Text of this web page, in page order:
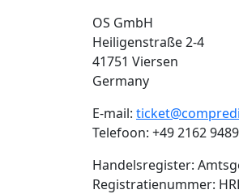
OS GmbH
Heiligenstraße 2-4
41751 Viersen
Germany
E-mail:
Telefoon: +49 2162
Handelsregister:
Registratienummer: